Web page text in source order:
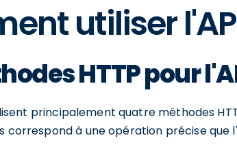
utiliser
HTTP pour
principalement quatre méthodes
correspond à une opération précise que